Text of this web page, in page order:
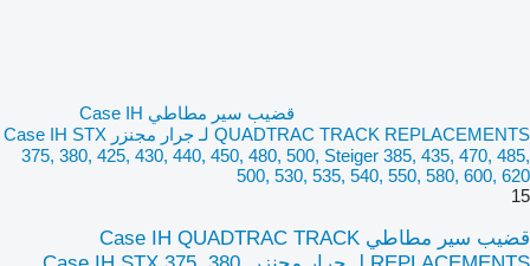
قضيب سير مطاطي Case IH
QUADTRAC TRACK REPLACEMENTS لـ جرار مجنزر Case IH STX
375, 380, 425, 430, 440, 450, 480, 500, Steiger 385, 435, 470, 485,
500, 530, 535, 540, 550, 580, 600, 620
15
قضيب سير مطاطي Case IH QUADTRAC TRACK